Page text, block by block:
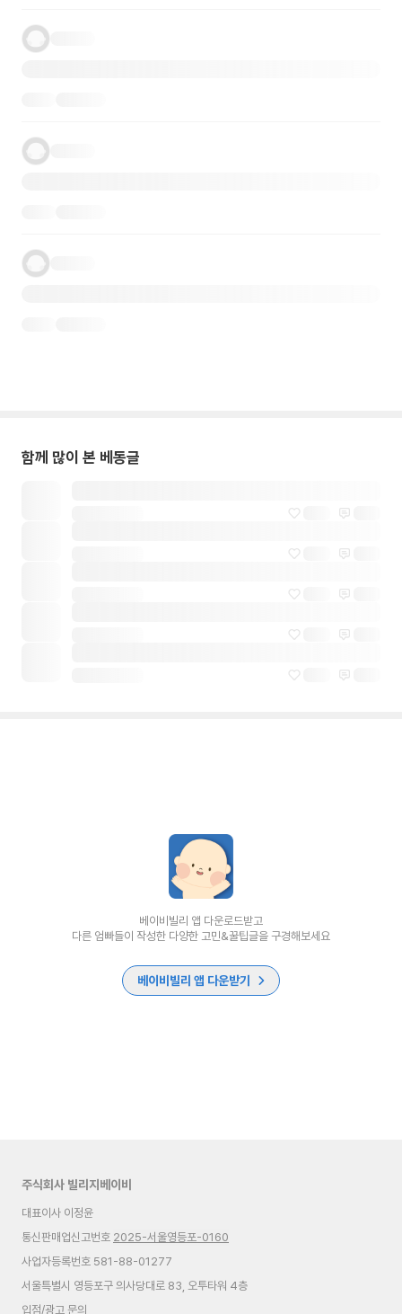
함께 많이 본 베동글
베이비빌리 앱 다운로드받고
다른 엄빠들이 작성한 다양한 고민&꿀팁글을 구경해보세요
베이비빌리 앱 다운받기
주식회사 빌리지베이비
대표이사 이정윤
통신판매업신고번호 2025-서울영등포-0160
사업자등록번호 581-88-01277
서울특별시 영등포구 의사당대로 83, 오투타워 4층
입점/광고 문의